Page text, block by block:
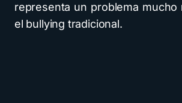
representa un problema mucho
el bullying tradicional.